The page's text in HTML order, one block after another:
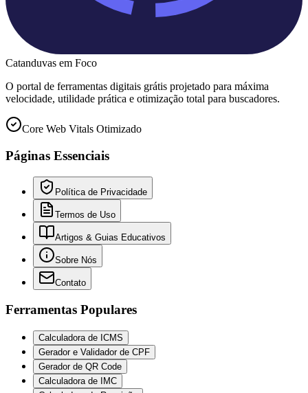
Catanduvas em Foco
O portal de ferramentas digitais grátis projetado para máxima
velocidade, utilidade prática e otimização total para buscadores.
Core Web Vitals Otimizado
Páginas Essenciais
Política de Privacidade
Termos de Uso
Artigos & Guias Educativos
Sobre Nós
Contato
Ferramentas Populares
Calculadora de ICMS
Gerador e Validador de CPF
Gerador de QR Code
Calculadora de IMC